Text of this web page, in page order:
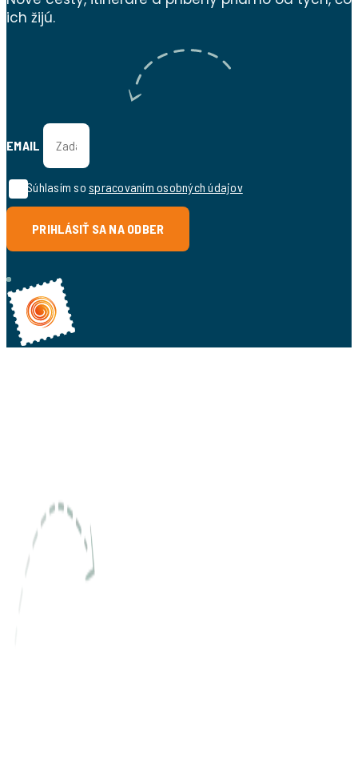
ich žijú.
EMAIL
Súhlasím so spracovaním osobných údajov
PRIHLÁSIŤ SA NA ODBER